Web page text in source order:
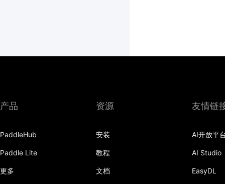
产品
PaddleHub
Paddle Lite
更多
资源
安装
教程
文档
友情链
AI开放平
AI Studio
EasyDL